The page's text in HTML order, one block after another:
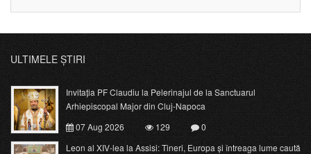
ULTIMELE ȘTIRI
Invitația PF Claudiu la Pelerinajul de la Sanctuarul
Arhiepiscopal Major din Cluj-Napoca
07 Aug 2026
129
0
Leon al XIV-lea la Assisi: Tineri, Europa și întreaga lume caută